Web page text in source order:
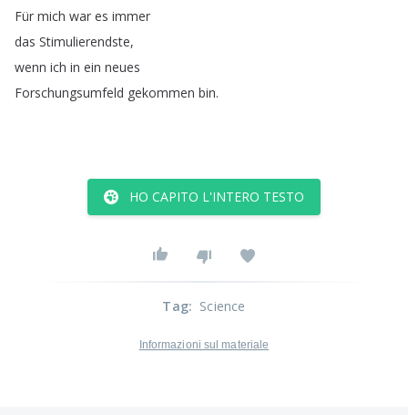
Für mich war es immer
das Stimulierendste,
wenn ich in ein neues
Forschungsumfeld gekommen bin.
HO CAPITO L'INTERO TESTO
Tag: Science
Informazioni sul materiale